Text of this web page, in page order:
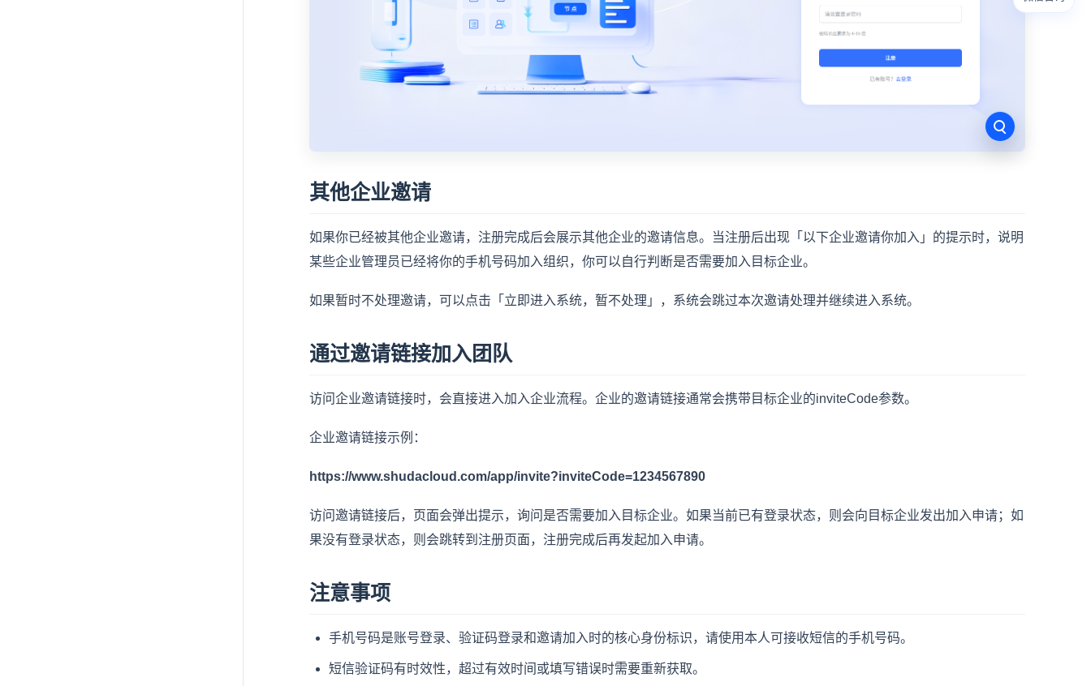
其他企业邀请
如果你已经被其他企业邀请，注册完成后会展示其他企业的邀请信息。当注册后出现「以下企业邀请你加入」的提示时，说明
某些企业管理员已经将你的手机号码加入组织，你可以自行判断是否需要加入目标企业。
如果暂时不处理邀请，可以点击「立即进入系统，暂不处理」，系统会跳过本次邀请处理并继续进入系统。
通过邀请链接加入团队
访问企业邀请链接时，会直接进入加入企业流程。企业的邀请链接通常会携带目标企业的inviteCode参数。
企业邀请链接示例：
https://www.shudacloud.com/app/invite?inviteCode=1234567890
访问邀请链接后，页面会弹出提示，询问是否需要加入目标企业。如果当前已有登录状态，则会向目标企业发出加入申请；如
果没有登录状态，则会跳转到注册页面，注册完成后再发起加入申请。
注意事项
手机号码是账号登录、验证码登录和邀请加入时的核心身份标识，请使用本人可接收短信的手机号码。
短信验证码有时效性，超过有效时间或填写错误时需要重新获取。